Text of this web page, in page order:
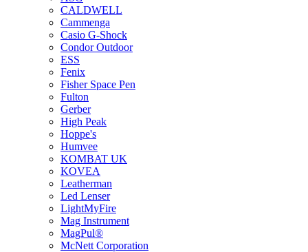
CALDWELL
Cammenga
Casio G-Shock
Condor Outdoor
ESS
Fenix
Fisher Space Pen
Fulton
Gerber
High Peak
Hoppe's
Humvee
KOMBAT UK
KOVEA
Leatherman
Led Lenser
LightMyFire
Mag Instrument
MagPul®
McNett Corporation